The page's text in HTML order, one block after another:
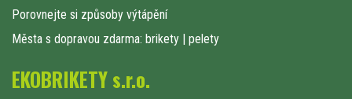
Porovnejte si způsoby výtápění
Města s dopravou zdarma: brikety | pelety
EKOBRIKETY s.r.o.